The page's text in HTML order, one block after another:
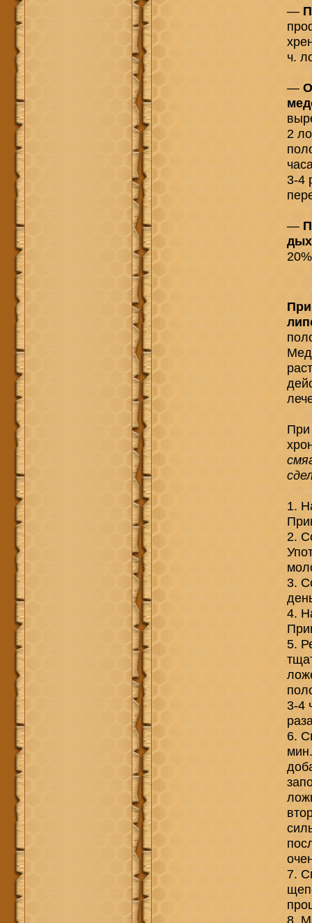
—
ч.
—
2
3-4
—
Мед
При
1.
2.
3.
4.
5.
3-4
6.
7.
8.